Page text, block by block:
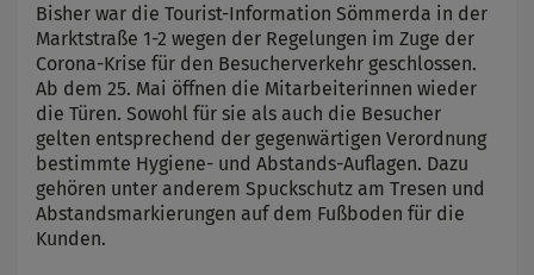
Bisher war die Tourist-Information Sömmerda in der
Marktstraße 1-2 wegen der Regelungen im Zuge der
Corona-Krise für den Besucherverkehr geschlossen.
Ab dem 25. Mai öffnen die Mitarbeiterinnen wieder
die Türen. Sowohl für sie als auch die Besucher
gelten entsprechend der gegenwärtigen Verordnung
bestimmte Hygiene- und Abstands-Auflagen. Dazu
gehören unter anderem Spuckschutz am Tresen und
Abstandsmarkierungen auf dem Fußboden für die
Kunden.